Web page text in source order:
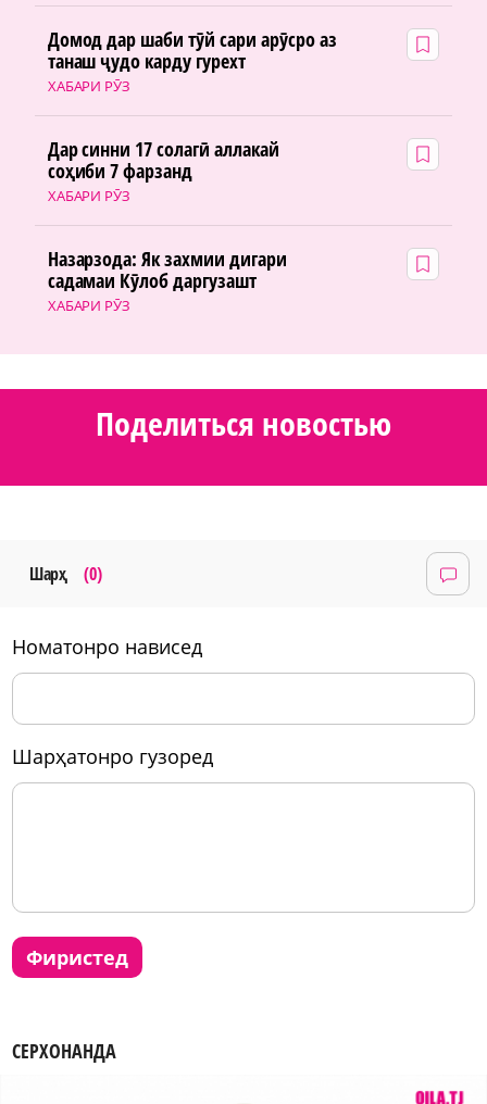
ХАБАРИ РӮЗ
Домод дар шаби тӯй сари арӯсро аз
танаш ҷудо карду гурехт
ХАБАРИ РӮЗ
Дар синни 17 солагӣ аллакай
соҳиби 7 фарзанд
ХАБАРИ РӮЗ
Назарзода: Як захмии дигари
садамаи Кӯлоб даргузашт
Поделиться новостью
Шарҳ (0)
номатонро нависед
шарҳатонро гузоред
фиристед
СЕРХОНАНДА